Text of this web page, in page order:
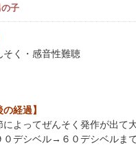
子
そく・感音性難聴
の経過】
によってぜんそく発作が出て
０デシベル→６０デシベルま